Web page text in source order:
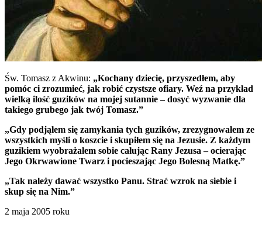
Św. Tomasz z Akwinu: „Kochany dziecię, przyszedłem, aby
pomóc ci zrozumieć, jak robić czystsze ofiary. Weź na przykład
wielką ilość guzików na mojej sutannie – dosyć wyzwanie dla
takiego grubego jak twój Tomasz.”
„Gdy podjąłem się zamykania tych guzików, zrezygnowałem ze
wszystkich myśli o koszcie i skupiłem się na Jezusie. Z każdym
guzikiem wyobrażałem sobie całując Rany Jezusa – ocierając
Jego Okrwawione Twarz i pocieszając Jego Bolesną Matkę.”
„Tak należy dawać wszystko Panu. Strać wzrok na siebie i
skup się na Nim.”
2 maja 2005 roku